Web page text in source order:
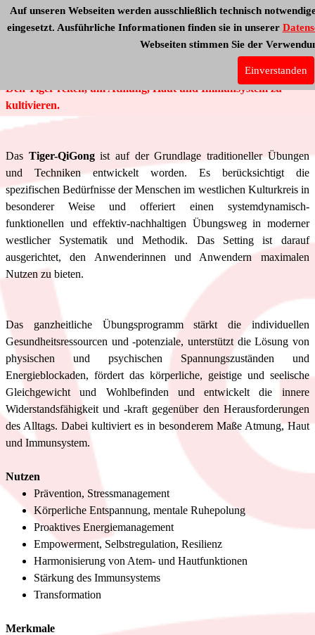
Auf unseren Webseiten werden ausschließlich technisch
eingesetzt. Ausführliche Informationen finden sie in unserer
Webseiten stimmen Sie der
Einverstanden
Den Tiger reiten, um Atmung, Haut und Immunsystem zu
kultivieren.
Das Tiger-QiGongist auf der Grundlage traditioneller Übungen
und Techniken entwickelt worden. Es berücksichtigt die
spezifischen Bedürfnisse der Menschen im westlichen Kulturkreis in
besonderer Weise und offeriert einen systemdynamisch-
funktionellen und effektiv-nachhaltigen Übungsweg in moderner
westlicher Systematik und Methodik. Das Setting ist darauf
ausgerichtet, den Anwenderinnen und Anwendern maximalen
Nutzen zu bieten.
Das ganzheitliche Übungsprogramm stärkt die individuellen
Gesundheitsressourcen und -potenziale, unterstützt die Lösung von
physischen und psychischen Spannungszuständen und
Energieblockaden, fördert das körperliche, geistige und seelische
Gleichgewicht und Wohlbefinden und entwickelt die innere
Widerstandsfähigkeit und -kraft gegenüber den Herausforderungen
des Alltags. Dabei kultiviert es in besonderem Maße Atmung, Haut
und Immunsystem.
Nutzen
Prävention, Stressmanagement
Körperliche Entspannung, mentale Ruhepolung
Proaktives Energiemanagement
Empowerment, Selbstregulation, Resilienz
Harmonisierung von Atem- und Hautfunktionen
Stärkung des Immunsystems
Transformation
Merkmale